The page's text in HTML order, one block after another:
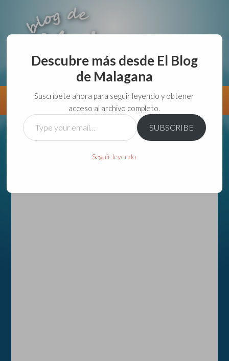
aunque lo haga de malas lo hago....
Información Directorio VivirGuadalajara
Descubre más desde El Blog
de Malagana
Suscríbete ahora para seguir leyendo y obtener
acceso al archivo completo.
Type
your
SUBSCRIBE
Seguir leyendo